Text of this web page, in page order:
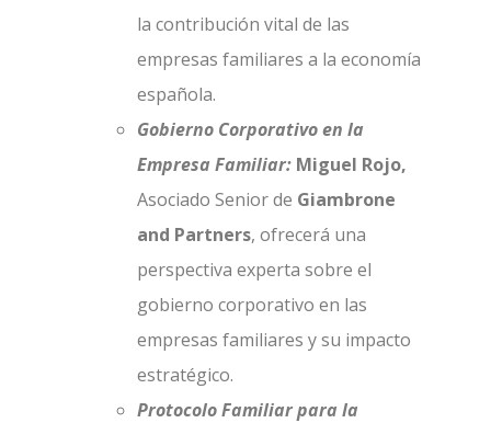
la contribución vital de las
empresas familiares a la economía
española.
Gobierno Corporativo en la
Empresa Familiar: Miguel Rojo,
Asociado Senior de Giambrone
and Partners, ofrecerá una
perspectiva experta sobre el
gobierno corporativo en las
empresas familiares y su impacto
estratégico.
Protocolo Familiar para la